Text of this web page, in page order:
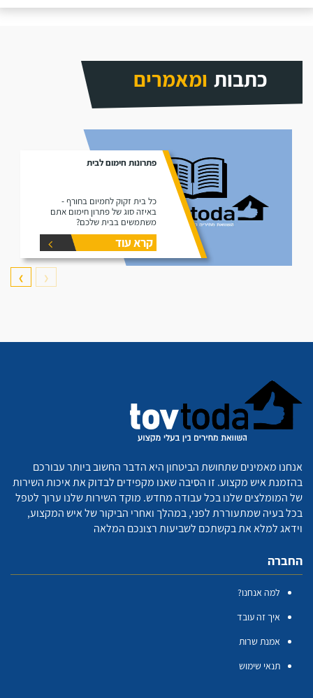
כתבות ומאמרים
פתרונות חימום לבית
כל בית זקוק לחמיום בחורף -
באיזה סוג של פתרון חימום אתם
משתמשים בבית שלכם?
קרא עוד
❮
❯
אנחנו מאמינים שתחושת הביטחון היא הדבר החשוב ביותר עבורכם
בהזמנת איש מקצוע. זו הסיבה שאנו מקפידים לבדוק את איכות השירות
של המומלצים שלנו בכל עבודה מחדש. מוקד השירות שלנו ערוך לטפל
בכל בעיה שמתעוררת לפני, במהלך ואחרי הביקור של איש המקצוע,
וידאג למלא את בקשתכם לשביעות רצונכם המלאה
החברה
למה אנחנו?
איך זה עובד
אמנת שרות
תנאי שימוש